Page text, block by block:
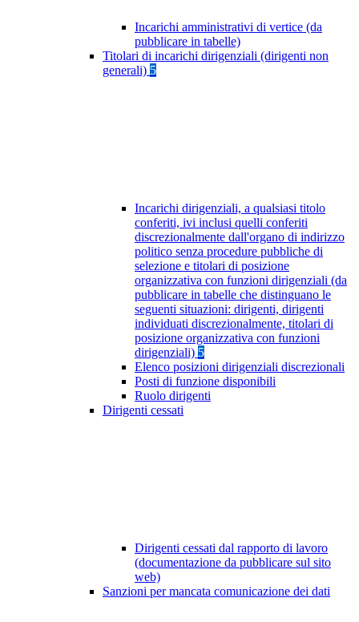
Incarichi amministrativi di vertice (da
pubblicare in tabelle)
Titolari di incarichi dirigenziali (dirigenti non
generali) 5
Incarichi dirigenziali, a qualsiasi titolo
conferiti, ivi inclusi quelli conferiti
discrezionalmente dall'organo di indirizzo
politico senza procedure pubbliche di
selezione e titolari di posizione
organizzativa con funzioni dirigenziali (da
pubblicare in tabelle che distinguano le
seguenti situazioni: dirigenti, dirigenti
individuati discrezionalmente, titolari di
posizione organizzativa con funzioni
dirigenziali) 5
Elenco posizioni dirigenziali discrezionali
Posti di funzione disponibili
Ruolo dirigenti
Dirigenti cessati
Dirigenti cessati dal rapporto di lavoro
(documentazione da pubblicare sul sito
web)
Sanzioni per mancata comunicazione dei dati